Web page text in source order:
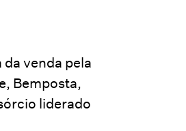
venda pela
Bemposta,
liderado